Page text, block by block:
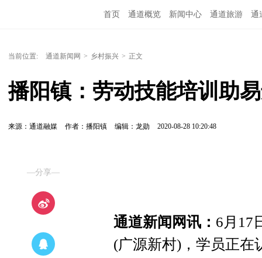
首页 通道概览 新闻中心 通道旅游 通
当前位置: 通道新闻网 > 乡村振兴 > 正文
播阳镇：劳动技能培训助
来源：通道融媒 作者：播阳镇 编辑：龙勋 2020-08-28 10:20:48
—分享—
通道新闻网讯： 6月17
(广源新村)，学员正在